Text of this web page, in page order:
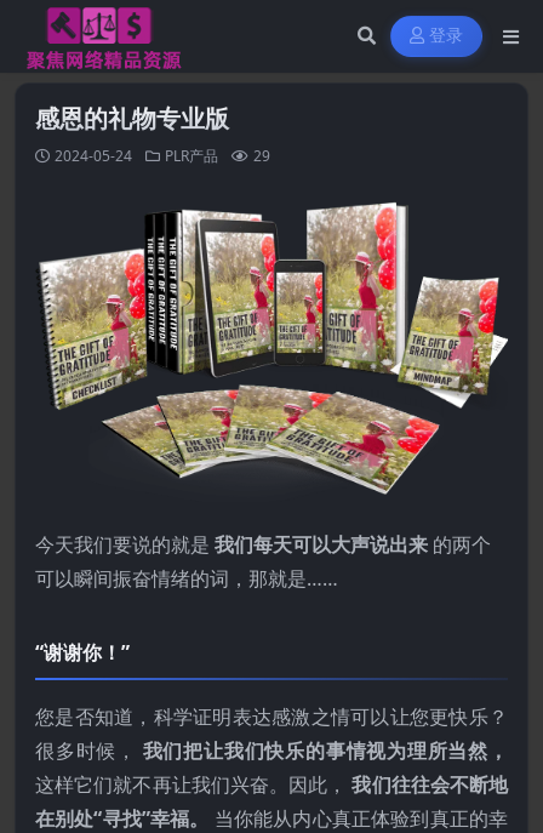
登录
感恩的礼物专业版
2024-05-24 PLR产品 29
今天我们要说的就是 我们每天可以大声说出来 的两个
可以瞬间振奋情绪的词，那就是……
“谢谢你！”
您是否知道，科学证明表达感激之情可以让您更快乐？
很多时候， 我们把让我们快乐的事情视为理所当然，
这样它们就不再让我们兴奋。因此，我们往往会不断地
在别处“寻找”幸福。 当你能从内心真正体验到真正的幸